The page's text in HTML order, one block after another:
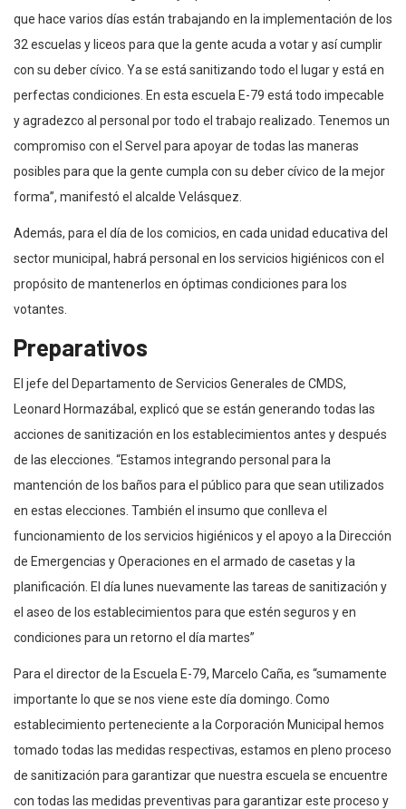
que hace varios días están trabajando en la implementación de los
32 escuelas y liceos para que la gente acuda a votar y así cumplir
con su deber cívico. Ya se está sanitizando todo el lugar y está en
perfectas condiciones. En esta escuela E-79 está todo impecable
y agradezco al personal por todo el trabajo realizado. Tenemos un
compromiso con el Servel para apoyar de todas las maneras
posibles para que la gente cumpla con su deber cívico de la mejor
forma”, manifestó el alcalde Velásquez.
Además, para el día de los comicios, en cada unidad educativa del
sector municipal, habrá personal en los servicios higiénicos con el
propósito de mantenerlos en óptimas condiciones para los
votantes.
Preparativos
El jefe del Departamento de Servicios Generales de CMDS,
Leonard Hormazábal, explicó que se están generando todas las
acciones de sanitización en los establecimientos antes y después
de las elecciones. “Estamos integrando personal para la
mantención de los baños para el público para que sean utilizados
en estas elecciones. También el insumo que conlleva el
funcionamiento de los servicios higiénicos y el apoyo a la Dirección
de Emergencias y Operaciones en el armado de casetas y la
planificación. El día lunes nuevamente las tareas de sanitización y
el aseo de los establecimientos para que estén seguros y en
condiciones para un retorno el día martes”
Para el director de la Escuela E-79, Marcelo Caña, es “sumamente
importante lo que se nos viene este día domingo. Como
establecimiento perteneciente a la Corporación Municipal hemos
tomado todas las medidas respectivas, estamos en pleno proceso
de sanitización para garantizar que nuestra escuela se encuentre
con todas las medidas preventivas para garantizar este proceso y